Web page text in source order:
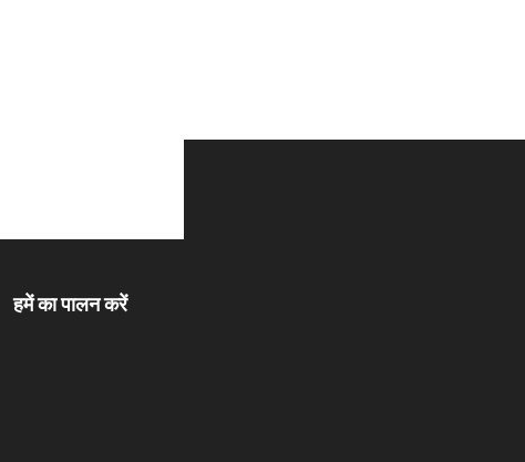
हमें का पालन करें